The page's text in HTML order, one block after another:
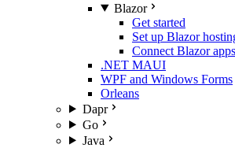
Blazor
Get started
Set up Blazor
Connect Blazor
.NET MAUI
WPF and Windows Forms
Orleans
Dapr
Go
Java